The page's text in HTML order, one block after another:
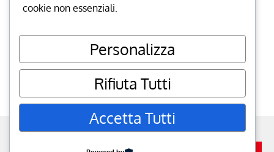
powered byMuccaGialla.com. P.IVA
cookie non essenziali.
Personalizza
Rifiuta Tutti
Accetta Tutti